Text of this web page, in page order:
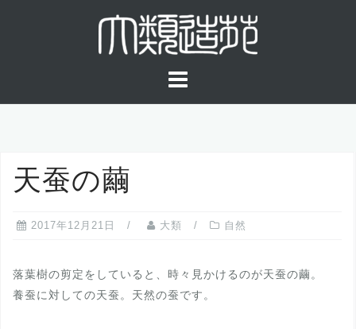
天蚕の繭
2017年12月21日 大類 自然
落葉樹の剪定をしていると、時々見かけるのが天蚕の繭。
養蚕に対しての天蚕。天然の蚕です。